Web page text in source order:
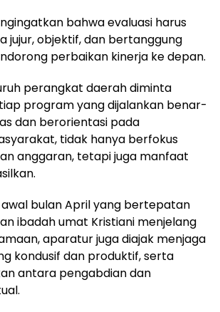
bahwa evaluasi harus
jujur, objektif, dan bertanggung
perbaikan kinerja ke depan.
perangkat daerah diminta
program yang dijalankan benar-
dan berorientasi pada
tidak hanya berfokus
anggaran, tetapi juga manfaat
awal bulan April yang bertepatan
ibadah umat Kristiani menjelang
aparatur juga diajak menjaga
kondusif dan produktif, serta
antara pengabdian dan